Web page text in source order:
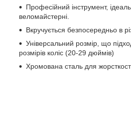
Професійний інструмент,
веломайстерні.
Вкручується безпосередньо в
Універсальний розмір, що
розмірів коліс (20-29 дюймів)
Хромована сталь для жорсткості